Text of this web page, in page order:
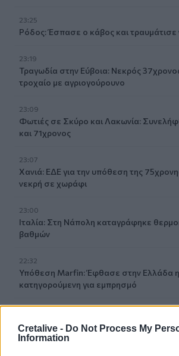
Cretalive - Do Not Process My
Information
23:25
Ρόδος: Έσπασε ο κάβος και τραυμάτισε
23:19
Τραγωδία στην Εύβοια: Νεκρός
τροχαίο με αγριογούρουνο
23:09
Φωτιές σε Σκύρο και Λακωνία:
και 71χρονος
23:07
Χανιά: ΕΔΕ για την υπόθεση της
νεκρή σε χωράφι
23:00
Ιταλία: Στη Νάπολη καταγράφηκε
βαθμών
22:32
Υπόθεση Marfin: Έφθασε στην Ελλάδα
κατηγορούμενη για εμπρησμό
Αυτές είναι οι πιο επικίνδυνες
πυρκαγιές